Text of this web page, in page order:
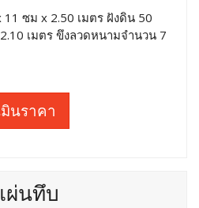
ซม x 2.50 เมตร ฝังดิน 50
เมตร ขึงลวดหนามจำนวน 7
นราคา
ผ่นทึบ